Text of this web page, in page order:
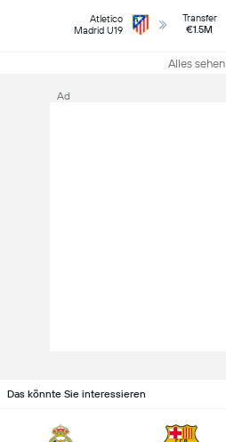
Atletico
Madrid U19
Transfer
€1.5M
Alles sehen
Ad
Das könnte Sie interessieren